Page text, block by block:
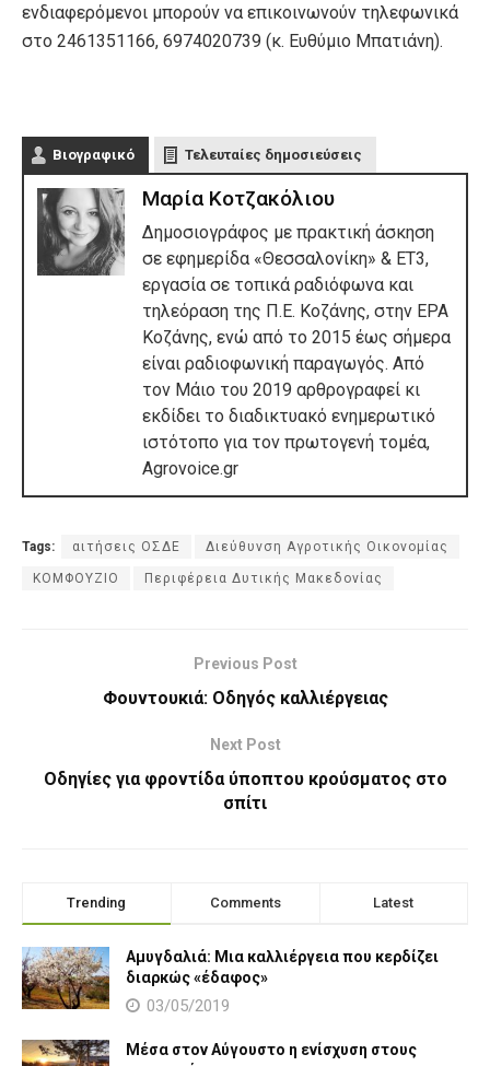
ενδιαφερόμενοι μπορούν να επικοινωνούν τηλεφωνικά
στο 2461351166, 6974020739 (κ. Ευθύμιο Μπατιάνη).
Βιογραφικό Τελευταίες δημοσιεύσεις
Μαρία Κοτζακόλιου
Δημοσιογράφος με πρακτική άσκηση
σε εφημερίδα «Θεσσαλονίκη» & ΕΤ3,
εργασία σε τοπικά ραδιόφωνα και
τηλεόραση της Π.Ε. Κοζάνης, στην ΕΡΑ
Κοζάνης, ενώ από το 2015 έως σήμερα
είναι ραδιοφωνική παραγωγός. Από
τον Μάιο του 2019 αρθρογραφεί κι
εκδίδει το διαδικτυακό ενημερωτικό
ιστότοπο για τον πρωτογενή τομέα,
Agrovoice.gr
Tags: αιτήσεις ΟΣΔΕ Διεύθυνση Αγροτικής Οικονομίας
ΚΟΜΦΟΥΖΙΟ Περιφέρεια Δυτικής Μακεδονίας
Previous Post
Φουντουκιά: Οδηγός καλλιέργειας
Next Post
Οδηγίες για φροντίδα ύποπτου κρούσματος στο
σπίτι
Trending Comments Latest
Αμυγδαλιά: Μια καλλιέργεια που κερδίζει
διαρκώς «έδαφος»
03/05/2019
Μέσα στον Αύγουστο η ενίσχυση στους